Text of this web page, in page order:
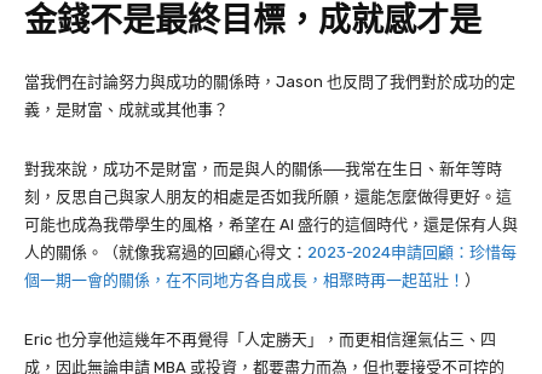
金錢不是最終目標，成就感才是
當我們在討論努力與成功的關係時，Jason 也反問了我們對於成功的定
義，是財富、成就或其他事？
對我來說，成功不是財富，而是與人的關係──我常在生日、新年等時
刻，反思自己與家人朋友的相處是否如我所願，還能怎麼做得更好。這
可能也成為我帶學生的風格，希望在 AI 盛行的這個時代，還是保有人與
人的關係。（就像我寫過的回顧心得文： 2023-2024申請回顧：珍惜每
個一期一會的關係，在不同地方各自成長，相聚時再一起茁壯！ ）
Eric 也分享他這幾年不再覺得「人定勝天」，而更相信運氣佔三、四
成，因此無論申請 MBA 或投資，都要盡力而為，但也要接受不可控的